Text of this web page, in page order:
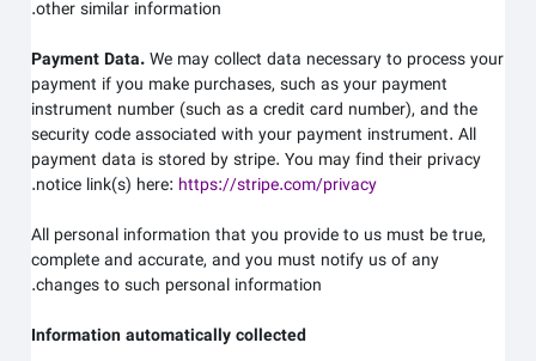
other similar information.
Payment Data.We may collect data necessary to process your
payment if you make purchases, such as your payment
instrument number (such as a credit card number), and the
security code associated with your payment instrument. All
payment data is stored bystripe. You may find their privacy
notice link(s) here:https://stripe.com/privacy
.
All personal information that you provide to us must be true,
complete and accurate, and you must notify us of any
changes to such personal information.
Information automatically collected